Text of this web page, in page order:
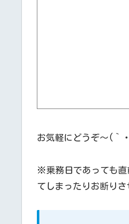
お気軽にどうぞ～(｀
※乗務日であっても直
てしまったりお断り